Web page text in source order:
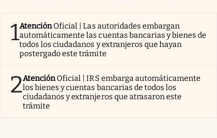
1AtenciónOficial | Las autoridades embargan
automáticamente las cuentas bancarias y bienes de
todos los ciudadanos y extranjeros que hayan
postergado este trámite
2AtenciónOficial | IRS embarga automáticamente
los bienes y cuentas bancarias de todos los
ciudadanos y extranjeros que atrasaron este
trámite